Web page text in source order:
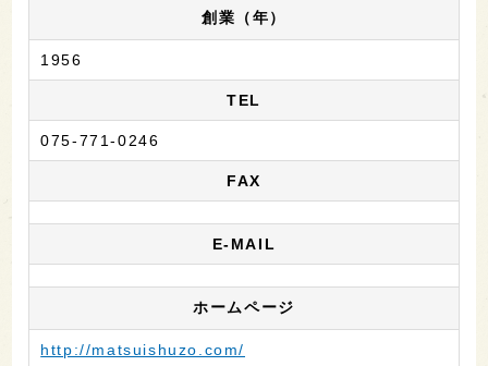
創業（年）
1956
TEL
075-771-0246
FAX
E-MAIL
ホームページ
http://matsuishuzo.com/